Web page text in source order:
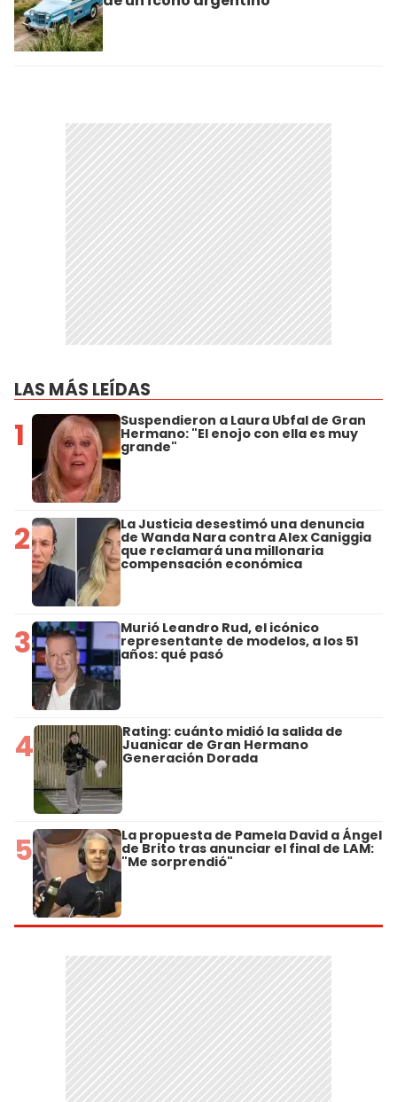
LAS MÁS LEÍDAS
1 Suspendieron a Laura Ubfal de Gran
Hermano: "El enojo con ella es muy
grande"
2 La Justicia desestimó una denuncia
de Wanda Nara contra Alex Caniggia
que reclamará una millonaria
compensación económica
3 Murió Leandro Rud, el icónico
representante de modelos, a los 51
años: qué pasó
4 Rating: cuánto midió la salida de
Juanicar de Gran Hermano
Generación Dorada
5 La propuesta de Pamela David a Ángel
de Brito tras anunciar el final de LAM:
"Me sorprendió"